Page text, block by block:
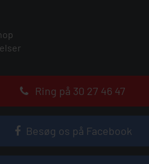
Ring på 30 27 46 47
Besøg os på Facebook